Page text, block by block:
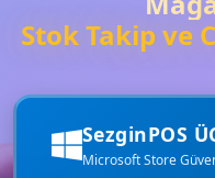
Stok Takip ve
SezginPOS
Microsoft Store